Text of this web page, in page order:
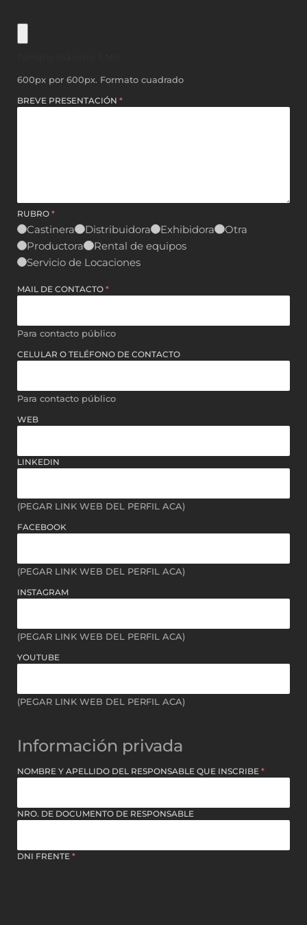
600px por 600px. Formato cuadrado
BREVE PRESENTACIÓN *
RUBRO *
Castinera Distribuidora Exhibidora
Otra
Productora
Rental de equipos
Servicio de Locaciones
MAIL DE CONTACTO *
Para contacto público
CELULAR O TELÉFONO DE CONTACTO
Para contacto público
WEB
LINKEDIN
(PEGAR LINK WEB DEL PERFIL ACA)
FACEBOOK
(PEGAR LINK WEB DEL PERFIL ACA)
INSTAGRAM
(PEGAR LINK WEB DEL PERFIL ACA)
YOUTUBE
(PEGAR LINK WEB DEL PERFIL ACA)
Información privada
NOMBRE Y APELLIDO DEL RESPONSABLE QUE INSCRIBE *
NRO. DE DOCUMENTO DE RESPONSABLE
DNI FRENTE *